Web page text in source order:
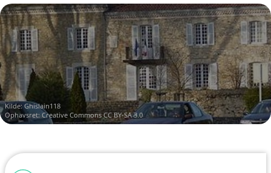
Kilde: Ghislain118
Ophavsret: Creative Commons CC BY-SA 3.0